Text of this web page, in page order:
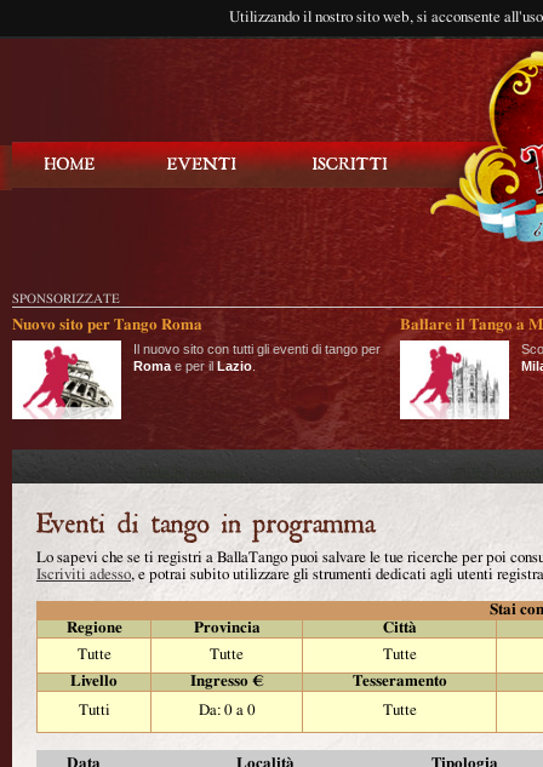
Utilizzando il nostro sito web, si acconsente
SPONSORIZZATE
Nuovo sito per Tango Roma
Il nuovo sito con tutti gli eventi di tango per
Roma e per il Lazio
Ballare il Tango a
Lo sapevi che se ti registri a BallaTango puoi salvare le tue ricerche per poi
Iscriviti adesso, e potrai subito utilizzare gli strumenti dedicati agli utenti
Stai
Regione
Provincia
Città
Tutte
Tutte
Tutte
Livello
Ingresso €
Tesseramento
Tutti
Da: 0 a 0 Tutte